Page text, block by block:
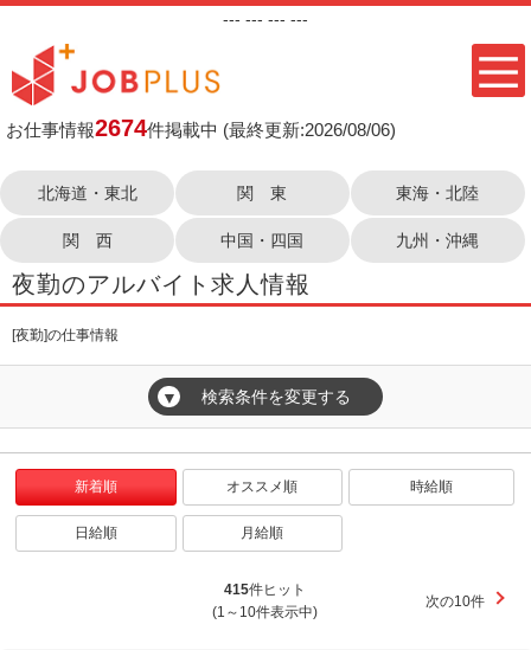
--- --- --- ---
お仕事情報2674件掲載中 (最終更新:2026/08/06)
北海道・東北 関 東 東海・北陸
関 西 中国・四国 九州・沖縄
夜勤のアルバイト求人情報
[夜勤]の仕事情報
▼ 検索条件を変更する
新着順 オススメ順 時給順
日給順 月給順
415件ヒット
(1～10件表示中)
次の10件